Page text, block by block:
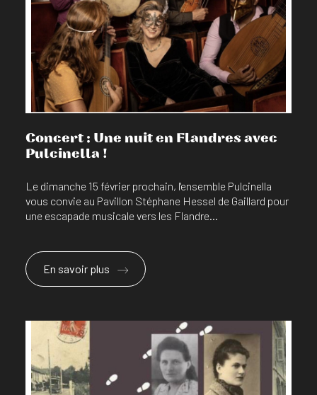
En savoir plus
Concert : Une nuit en Flandres avec
Pulcinella !
Le dimanche 15 février prochain, l'ensemble Pulcinella
vous convie au Pavillon Stéphane Hessel de Gaillard pour
une escapade musicale vers les Flandre...
En savoir plus